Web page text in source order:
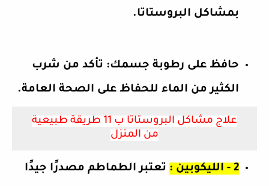
بمشاكل البروستاتا.
حافظ على رطوبة جسمك: تأكد من شرب
الكثير من الماء للحفاظ على الصحة العامة.
علاج مشاكل البروستاتا ب 11 طريقة طبيعية
من المنزل
2 - الليكوبين :
تعتبر الطماطم مصدرًا جيدًا